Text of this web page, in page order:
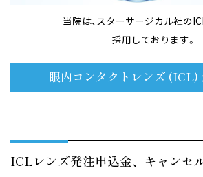
当院は、スターサージカル社の
採用しております。
眼内コンタクトレンズ (ICL)
ICLレンズ発注申込金、キャンセ